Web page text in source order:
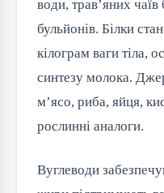
води, трав’яних
бульйонів. Білки
кілограм ваги тіла,
синтезу молока.
м’ясо, риба, яйця,
рослинні аналоги.
Вуглеводи